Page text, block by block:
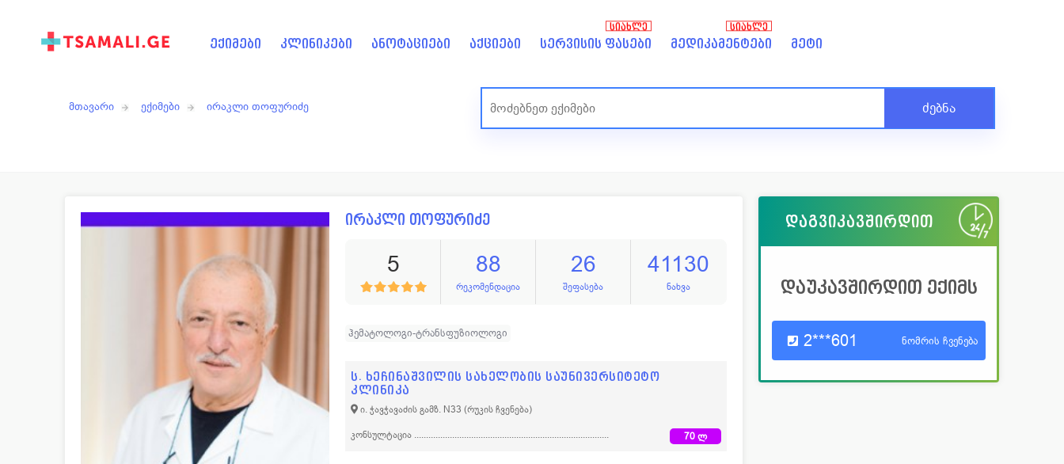
ექიმები კლინიკები ანოტაციები აქციები სერვისის ფასები
ᲡᲘᲐᲮᲚᲔ
მედიკამენტები
ᲡᲘᲐᲮᲚᲔ
მეტი
მთავარი ექიმები ირაკლი თოფურიძე ძებნა
ირაკლი თოფურიძე
5 88
რეკომენდაცია
26
შეფასება
41130
ნახვა
ჰემატოლოგი-ტრანსფუზიოლოგი
ს. ხეჩინაშვილის სახელობის საუნივერსიტეტო
კლინიკა
ი. ჭავჭავაძის გამზ. N33(რუკის ჩვენება)
კონსულტაცია 70 ლ
დაგვიკავშირდით
დაუკავშირდით ექიმს
2***601 ნომრის ჩვენება